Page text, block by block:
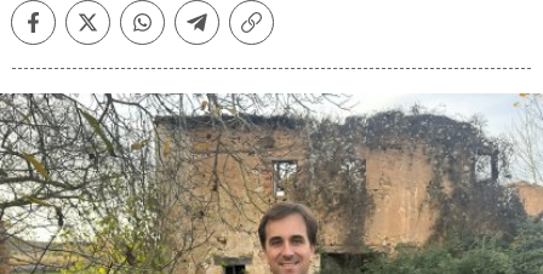
FacebookTwitterWhatsappTelegramCopiar